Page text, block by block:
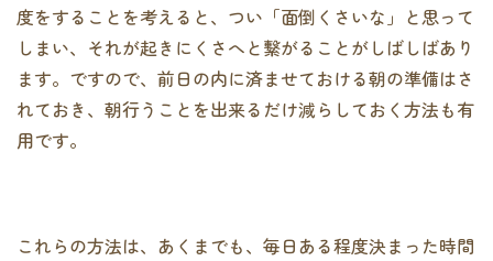
度をすることを考えると、つい「面倒くさいな」と思って
しまい、それが起きにくさへと繋がることがしばしばあり
ます。ですので、前日の内に済ませておける朝の準備はさ
れておき、朝行うことを出来るだけ減らしておく方法も有
用です。
これらの方法は、あくまでも、毎日ある程度決まった時間